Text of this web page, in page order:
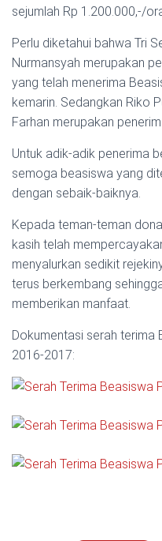
sejumlah Rp 1.200.000,-/
Perlu diketahui bahwa Tri
Nurmansyah merupakan
yang telah menerima
kemarin. Sedangkan Riko
Farhan merupakan
Untuk adik-adik penerima
semoga beasiswa yang
dengan sebaik-baiknya.
Kepada teman-teman
kasih telah
menyalurkan sedikit
terus berkembang
memberikan manfaat.
Dokumentasi serah terima
2016-2017: